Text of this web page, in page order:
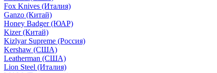
Fox Knives (Италия)
Ganzo (Китай)
Honey Badger (ЮАР)
Kizer (Китай)
Kizlyar Supreme (Россия)
Kershaw (США)
Leatherman (США)
Lion Steel (Италия)